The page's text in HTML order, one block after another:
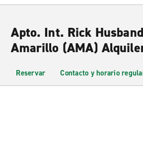
Apto. Int. Rick
Amarillo (AMA)
Reservar Contacto y horario